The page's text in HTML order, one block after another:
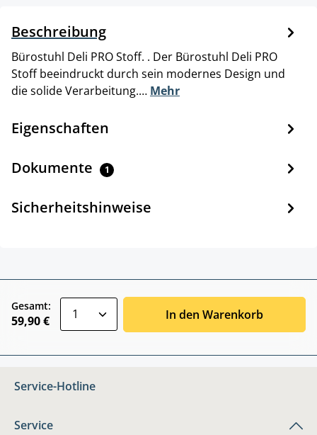
Beschreibung
Bürostuhl Deli PRO Stoff. . Der Bürostuhl Deli PRO
Stoff beeindruckt durch sein modernes Design und
die solide Verarbeitung.… Mehr
Eigenschaften
Dokumente 1
Sicherheitshinweise
Gesamt:
59,90 € In den Warenkorb
Service-Hotline
Service